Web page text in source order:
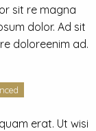
sit re magna
dolor. Ad sit
doloreenim ad.
erat. Ut wisi